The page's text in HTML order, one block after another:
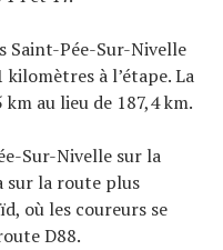
Saint-Pée-Sur-Nivelle
à l’étape. La
au lieu de 187,4 km.
Sur-Nivelle sur la
sur la route plus
où les coureurs se
D88.